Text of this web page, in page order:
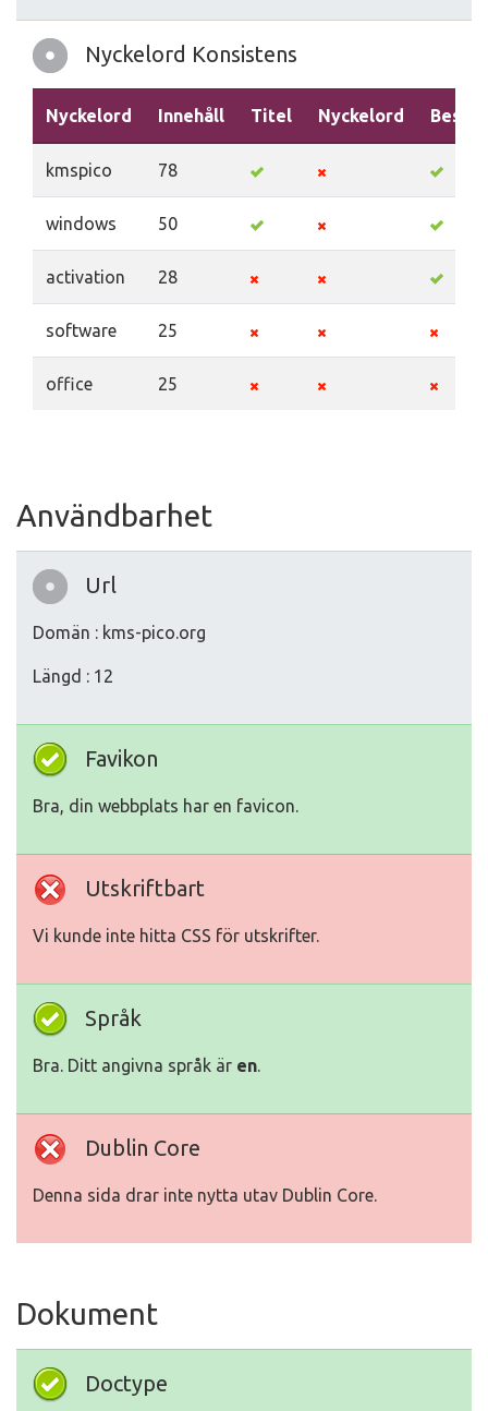
Nyckelord Konsistens
Nyckelord Innehåll Titel Nyckelord
kmspico 78
windows 50
activation 28
software 25
office 25
Användbarhet
Url
Domän : kms-pico.org
Längd : 12
Favikon
Bra, din webbplats har en favicon.
Utskriftbart
Vi kunde inte hitta CSS för utskrifter.
Språk
Bra. Ditt angivna språk är en.
Dublin Core
Denna sida drar inte nytta utav Dublin Core.
Dokument
Doctype